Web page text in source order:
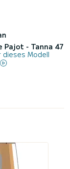
Pajot - Tanna 47
dieses Modell